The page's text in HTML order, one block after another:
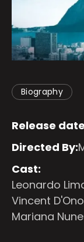
Biography
Release
Directed By:
Cast:
Leonardo
Vincent
Mariana